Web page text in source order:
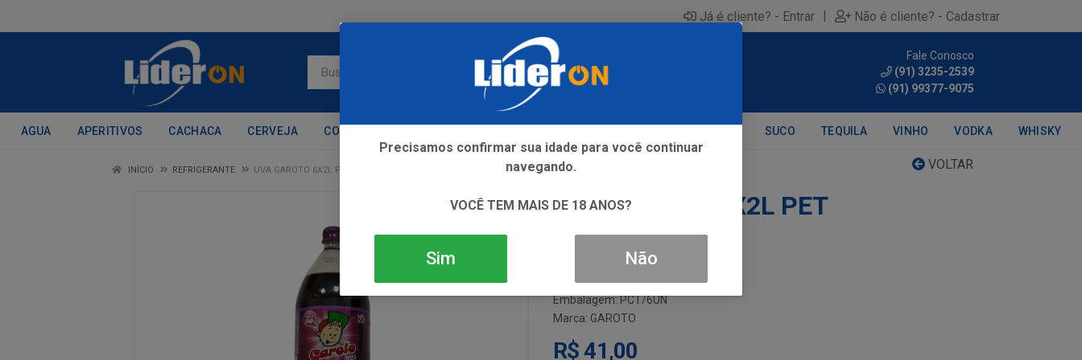
Já é cliente? - Entrar | Não é cliente? - Cadastrar
Fale Conosco
(91) 3235-2539
(91) 99377-9075
AGUA APERITIVOS CACHACA CERVEJA CONHAQUE SUCO TEQUILA VINHO VODKA WHISKY
VOLTAR
INÍCIO REFRIGERANTE UVA GAROTO 6X2L PET
UVA GAROTO 6X2L PET
Código: 990
Embalagem: PCT/6UN
Marca: GAROTO
R$ 41,00
Precisamos confirmar sua idade para você continuar
navegando.
VOCÊ TEM MAIS DE 18 ANOS?
Sim Não